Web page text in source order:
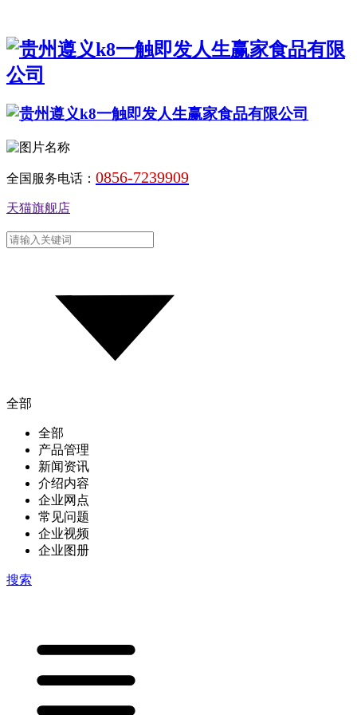
全国服务电话： 0856-7239909
天猫旗舰店
全部
全部
产品管理
新闻资讯
介绍内容
企业网点
常见问题
企业视频
企业图册
搜索